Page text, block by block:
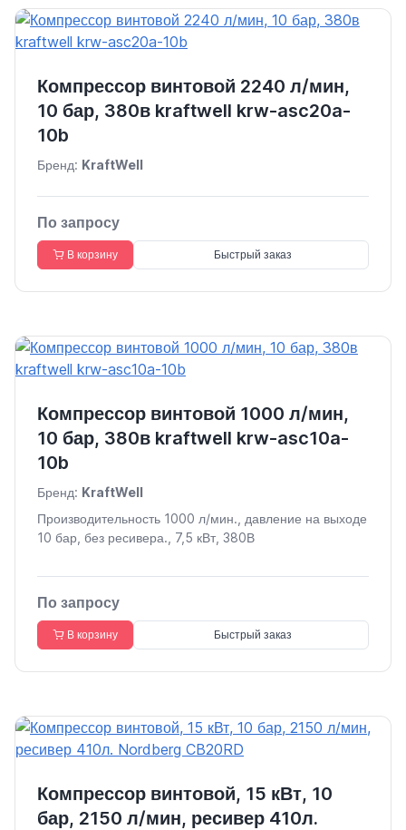
Компрессор винтовой 2240 л/мин,
10 бар, 380в kraftwell krw-asc20a-
10b
Бренд: KraftWell
По запросу
В корзину Быстрый заказ
Компрессор винтовой 1000 л/мин,
10 бар, 380в kraftwell krw-asc10a-
10b
Бренд: KraftWell
Производительность 1000 л/мин., давление на выходе
10 бар, без ресивера., 7,5 кВт, 380В
По запросу
В корзину Быстрый заказ
Компрессор винтовой, 15 кВт, 10
бар, 2150 л/мин, ресивер 410л.